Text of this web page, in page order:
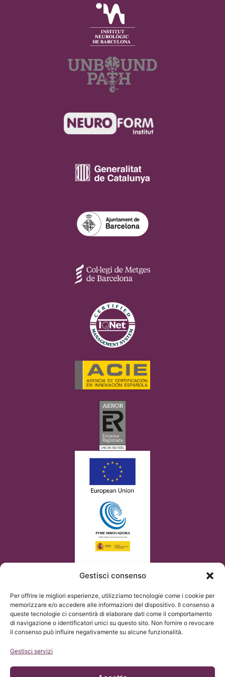
Gestisci consenso
Per offrire le migliori esperienze, utilizziamo tecnologie come i cookie per
memorizzare e/o accedere alle informazioni del dispositivo. Il consenso a
queste tecnologie ci consentirà di elaborare dati come il comportamento
di navigazione o identificatori unici su questo sito. Non fornire o revocare
il consenso può influire negativamente su alcune funzionalità.
Gestisci servizi